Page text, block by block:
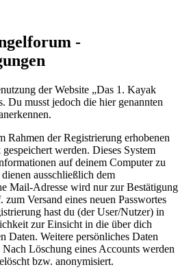
-
der Website „Das 1. Kayak
Du musst jedoch die hier genannten
Rahmen der Registrierung erhobenen
werden. Dieses System
auf deinem Computer zu
ausschließlich dem
Mail-Adresse wird nur zur Bestätigung
Versand eines neuen Passwortes
hast du (der User/Nutzer) in
zur Einsicht in die über dich
Daten. Weitere persönliches Daten
Löschung eines Accounts werden
bzw. anonymisiert.